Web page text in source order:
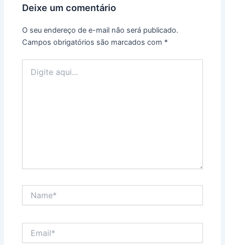
Deixe um comentário
O seu endereço de e-mail não será publicado.
Campos obrigatórios são marcados com *
aqui...